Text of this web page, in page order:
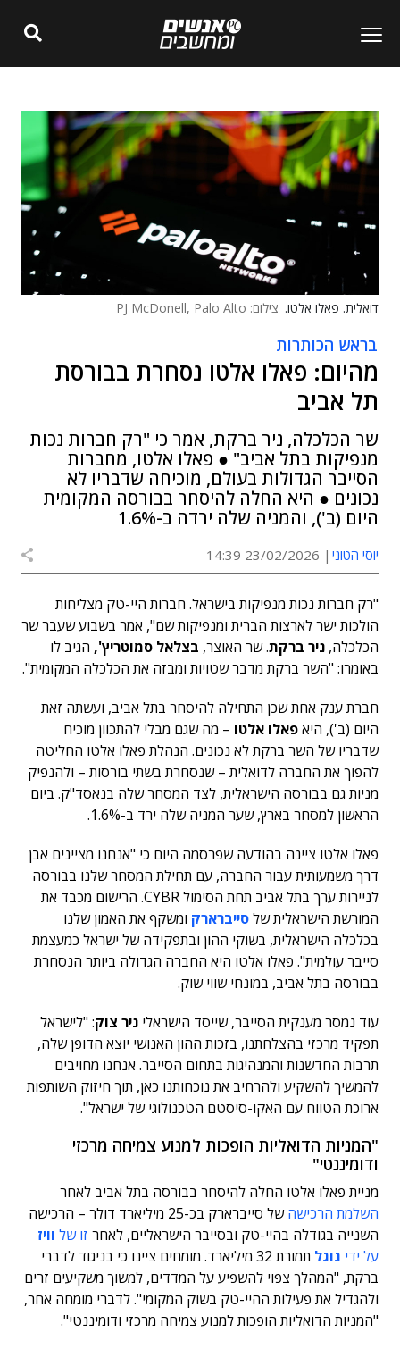
דואלית. פאלו אלטו. צילום: PJ McDonell, Palo Alto
בראש הכותרות
מהיום: פאלו אלטו נסחרת בבורסת
תל אביב
שר הכלכלה, ניר ברקת, אמר כי "רק חברות נכות
מנפיקות בתל אביב" ● פאלו אלטו, מחברות
הסייבר הגדולות בעולם, מוכיחה שדבריו לא
נכונים ● היא החלה להיסחר בבורסה המקומית
היום (ב'), והמניה שלה ירדה ב-1.6%
יוסי הטוני 23/02/2026 14:39
"רק חברות נכות מנפיקות בישראל. חברות היי-טק מצליחות
הולכות ישר לארצות הברית ומנפיקות שם", אמר בשבוע שעבר שר
הכלכלה, ניר ברקת. שר האוצר, בצלאל סמוטריץ', הגיב לו
באומרו: "השר ברקת מדבר שטויות ומבזה את הכלכלה המקומית".
חברת ענק אחת שכן התחילה להיסחר בתל אביב, ועשתה זאת
היום (ב'), היאפאלו אלטו – מה שגם מבלי להתכוון מוכיח
שדבריו של השר ברקת לא נכונים. הנהלת פאלו אלטו החליטה
להפוך את החברה לדואלית – שנסחרת בשתי בורסות – ולהנפיק
מניות גם בבורסה הישראלית, לצד המסחר שלה בנאסד"ק. ביום
הראשון למסחר בארץ, שער המניה שלה ירד ב-1.6%.
פאלו אלטו ציינה בהודעה שפרסמה היום כי "אנחנו מציינים אבן
דרך משמעותית עבור החברה, עם תחילת המסחר שלנו בבורסה
לניירות ערך בתל אביב תחת הסימול CYBR. הרישום מכבד את
המורשת הישראלית שלסייברארק ומשקף את האמון שלנו
בכלכלה הישראלית, בשוקי ההון ובתפקידה של ישראל כמעצמת
סייבר עולמית". פאלו אלטו היא החברה הגדולה ביותר הנסחרת
בבורסה בתל אביב, במונחי שווי שוק.
עוד נמסר מענקית הסייבר, שייסד הישראלי ניר צוק: "לישראל
תפקיד מרכזי בהצלחתנו, בזכות ההון האנושי יוצא הדופן שלה,
תרבות החדשנות והמנהיגות בתחום הסייבר. אנחנו מחויבים
להמשיך להשקיע ולהרחיב את נוכחותנו כאן, תוך חיזוק השותפות
ארוכת הטווח עם האקו-סיסטם הטכנולוגי של ישראל".
"המניות הדואליות הופכות למנוע צמיחה מרכזי
ודומיננטי"
מניית פאלו אלטו החלה להיסחר בבורסה בתל אביב לאחר
השלמת הרכישה
של סייברארק בכ-25 מיליארד דולר – הרכישה
השנייה בגודלה בהיי-טק ובסייבר הישראליים, לאחר זו של וויז
על ידי גוגל
תמורת 32 מיליארד. מומחים ציינו כי בניגוד לדברי
ברקת, "המהלך צפוי להשפיע על המדדים, למשוך משקיעים זרים
ולהגדיל את פעילות ההיי-טק בשוק המקומי". לדברי מומחה אחר,
"המניות הדואליות הופכות למנוע צמיחה מרכזי ודומיננטי".